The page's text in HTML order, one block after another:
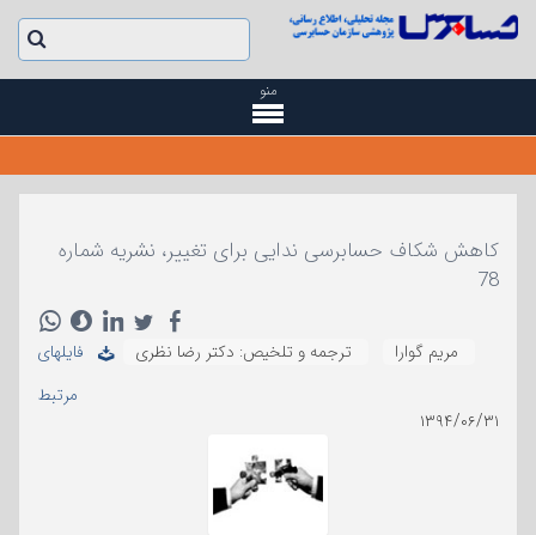
منو
کاهش شکاف حسابرسی ندایی برای تغییر، نشریه شماره
78
مریم گوارا ترجمه و تلخیص: دکتر رضا نظری
فایلهای
مرتبط
۱۳۹۴/۰۶/۳۱